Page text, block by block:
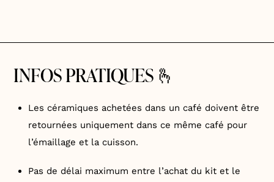
INFOS PRATIQUES 🫰
Les céramiques achetées dans un café doivent être
retournées uniquement dans ce même café pour
l’émaillage et la cuisson.
Pas de délai maximum entre l’achat du kit et le